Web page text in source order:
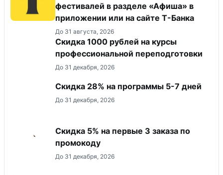
фестивалей в разделе «Афиша» в
приложении или на сайте Т-Банка
До 31 августа, 2026
Скидка 1000 рублей на курсы
профессиональной переподготовки
До 31 декабря, 2026
Скидка 28% на программы 5-7 дней
До 31 декабря, 2026
Скидка 5% на первые 3 заказа по
промокоду
До 31 декабря, 2026